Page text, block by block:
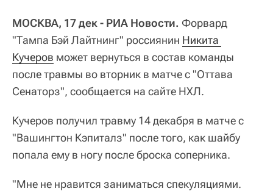
МОСКВА, 17 дек - РИА Новости. Форвард
"Тампа Бэй Лайтнинг" россиянин Никита
Кучеров может вернуться в состав команды
после травмы во вторник в матче с "Оттава
Сенаторз", сообщается на сайте НХЛ.
Кучеров получил травму 14 декабря в матче с
"Вашингтон Кэпиталз" после того, как шайбу
попала ему в ногу после броска соперника.
"Мне не нравится заниматься спекуляциями.